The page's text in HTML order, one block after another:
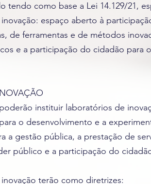
tendo como base a Lei 14.129/21,
espaço aberto à
de ferramentas e de métodos
e a participação do cidadão para
instituir laboratórios de
o desenvolvimento e a
a gestão pública, a prestação de
público e a participação do
terão como diretrizes: